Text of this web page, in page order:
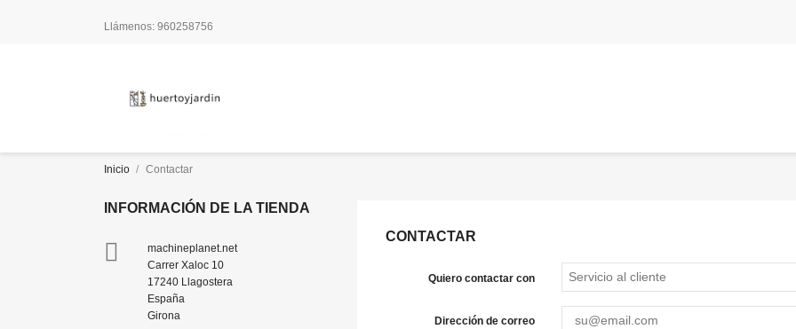
Llámenos: 960258756
Inicio Contactar
INFORMACIÓN DE LA TIENDA

machineplanet.net
Carrer Xaloc 10
17240 Llagostera
España
Girona
CONTACTAR
Quiero contactar con
Dirección de correo